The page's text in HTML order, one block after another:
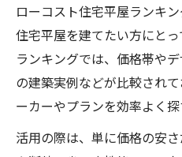
ローコスト住宅平屋ランキ
住宅平屋を建てたい方にとっ
ランキングでは、価格帯や
の建築実例などが比較され
ーカーやプランを効率よく探
活用の際は、単に価格の安